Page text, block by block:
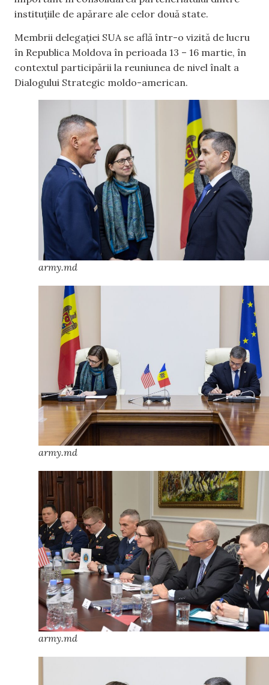
instituțiile de apărare ale celor două state.
Membrii delegației SUA se află într-o vizită de lucru
în Republica Moldova în perioada 13 – 16 martie, în
contextul participării la reuniunea de nivel înalt a
Dialogului Strategic moldo-american.
army.md
army.md
army.md